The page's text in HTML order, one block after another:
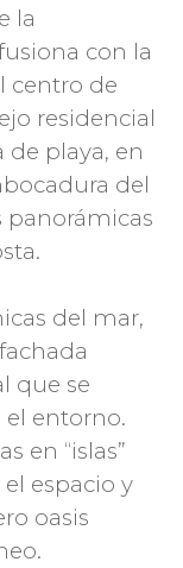
la
con la
centro de
residencial
playa, en
del
panorámicas
del mar,
que se
entorno.
en “islas”
espacio y
oasis